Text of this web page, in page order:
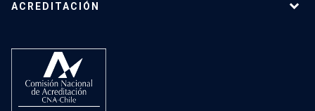
ACREDITACIÓN